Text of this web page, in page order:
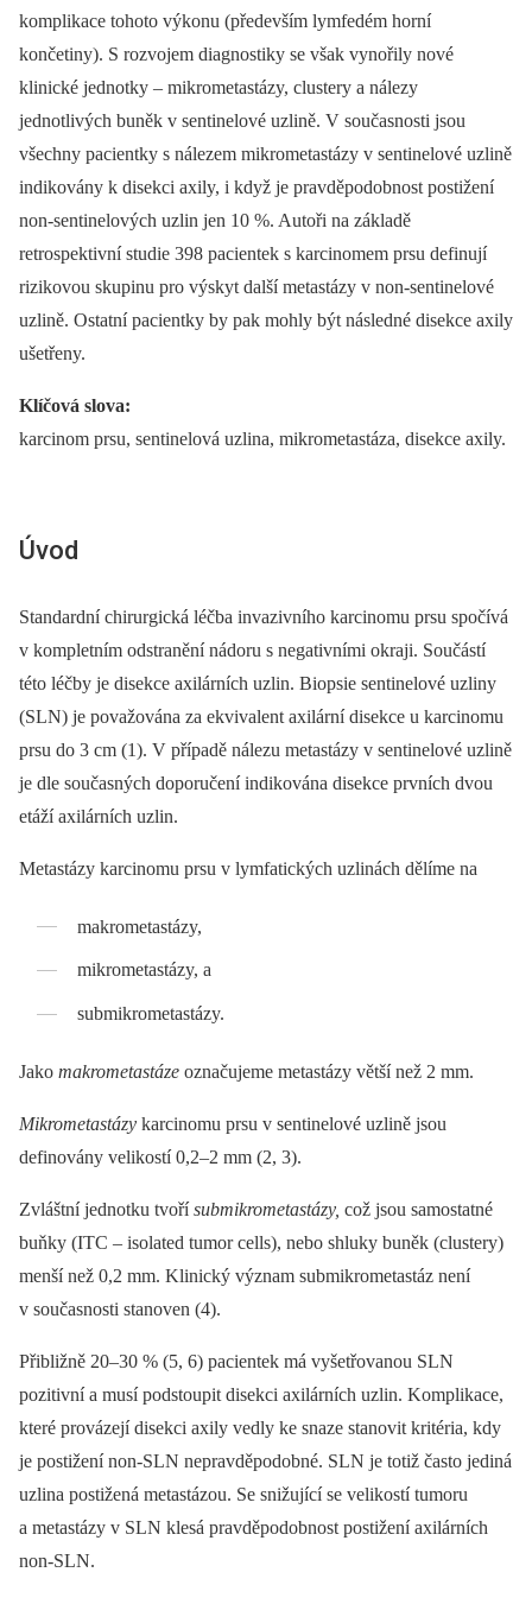
komplikace tohoto výkonu (především lymfedém horní
končetiny). S rozvojem diagnostiky se však vynořily nové
klinické jednotky –⁠ mikrometastázy, clustery a nálezy
jednotlivých buněk v sentinelové uzlině. V současnosti jsou
všechny pacientky s nálezem mikrometastázy v sentinelové uzlině
indikovány k disekci axily, i když je pravděpodobnost postižení
non-sentinelových uzlin jen 10 %. Autoři na základě
retrospektivní studie 398 pacientek s karcinomem prsu definují
rizikovou skupinu pro výskyt další metastázy v non-sentinelové
uzlině. Ostatní pacientky by pak mohly být následné disekce axily
ušetřeny.
Klíčová slova:
karcinom prsu, sentinelová uzlina, mikrometastáza, disekce axily.
Úvod
Standardní chirurgická léčba invazivního karcinomu prsu spočívá
v kompletním odstranění nádoru s negativními okraji. Součástí
této léčby je disekce axilárních uzlin. Biopsie sentinelové uzliny
(SLN) je považována za ekvivalent axilární disekce u karcinomu
prsu do 3 cm (1). V případě nálezu metastázy v sentinelové uzlině
je dle současných doporučení indikována disekce prvních dvou
etáží axilárních uzlin.
Metastázy karcinomu prsu v lymfatických uzlinách dělíme na
makrometastázy,
mikrometastázy, a
submikrometastázy.
Jako makrometastáze označujeme metastázy větší než 2 mm.
Mikrometastázy karcinomu prsu v sentinelové uzlině jsou
definovány velikostí 0,2–2 mm (2, 3).
Zvláštní jednotku tvořísubmikrometastázy, což jsou samostatné
buňky (ITC –⁠ isolated tumor cells), nebo shluky buněk (clustery)
menší než 0,2 mm. Klinický význam submikrometastáz není
v současnosti stanoven (4).
Přibližně 20–30 % (5, 6) pacientek má vyšetřovanou SLN
pozitivní a musí podstoupit disekci axilárních uzlin. Komplikace,
které provázejí disekci axily vedly ke snaze stanovit kritéria, kdy
je postižení non-SLN nepravděpodobné. SLN je totiž často jediná
uzlina postižená metastázou. Se snižující se velikostí tumoru
a metastázy v SLN klesá pravděpodobnost postižení axilárních
non-SLN.